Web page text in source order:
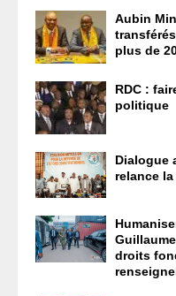
Aubin
plus de
RDC :
politique
Dialogue
relance
droits